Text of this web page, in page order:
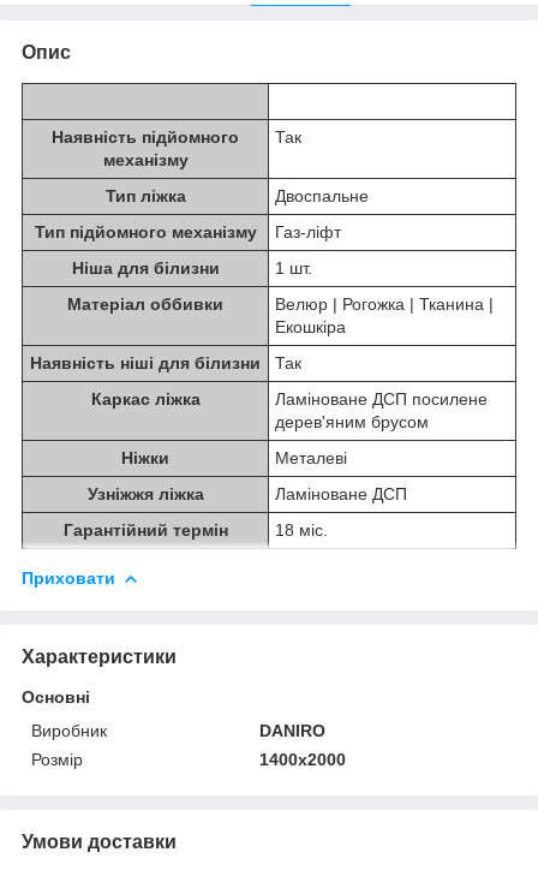
Опис
Наявність підйомного
механізму
Так
Тип ліжка
Двоспальне
Тип підйомного механізму
Газ-ліфт
Ніша для білизни
1 шт.
Матеріал оббивки
Велюр | Рогожка | Тканина |
Екошкіра
Наявність ніші для білизни
Так
Каркас ліжка
Ламіноване ДСП посилене
дерев'яним брусом
Ніжки
Металеві
Узніжжя ліжка
Ламіноване ДСП
Гарантійний термін
18 міс.
Приховати
Характеристики
Основні
Виробник
DANIRO
Розмір
1400х2000
Умови доставки